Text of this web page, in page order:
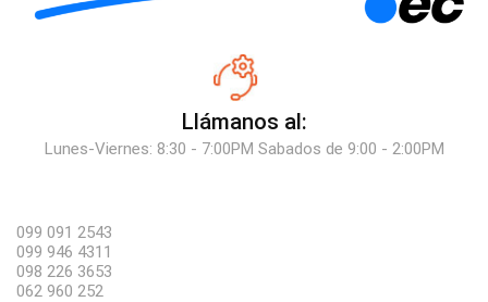
Llámanos al:
Lunes-Viernes: 8:30 - 7:00PM Sabados de 9:00 - 2:00PM
099 091 2543
099 946 4311
098 226 3653
062 960 252